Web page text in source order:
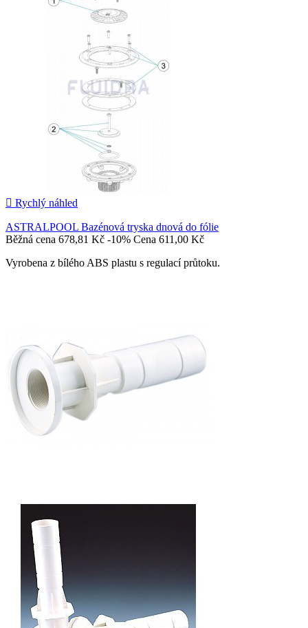
 Rychlý náhled
ASTRALPOOL Bazénová tryska dnová do fólie
Běžná cena 678,81 Kč -10% Cena 611,00 Kč
Vyrobena z bílého ABS plastu s regulací průtoku.